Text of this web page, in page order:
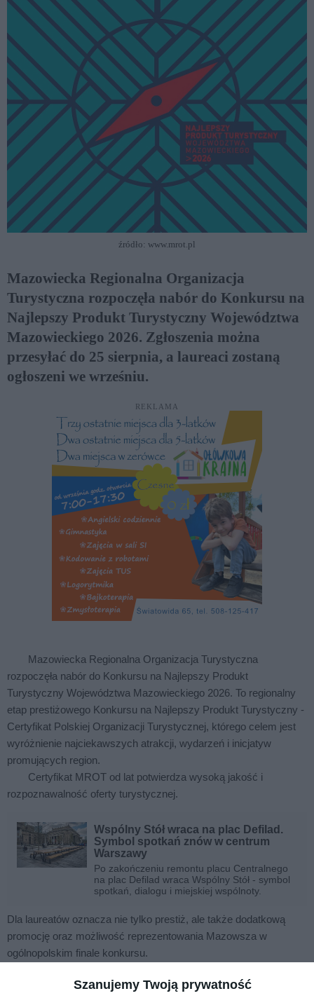
Szanujemy Twoją prywatność
źródło: www.mrot.pl
Mazowiecka Regionalna Organizacja
Turystyczna rozpoczęła nabór do Konkursu na
Najlepszy Produkt Turystyczny Województwa
Mazowieckiego 2026. Zgłoszenia można
przesyłać do 25 sierpnia, a laureaci zostaną
ogłoszeni we wrześniu.
REKLAMA
Mazowiecka Regionalna Organizacja Turystyczna
rozpoczęła nabór do Konkursu na Najlepszy Produkt
Turystyczny Województwa Mazowieckiego 2026. To regionalny
etap prestiżowego Konkursu na Najlepszy Produkt Turystyczny -
Certyfikat Polskiej Organizacji Turystycznej, którego celem jest
wyróżnienie najciekawszych atrakcji, wydarzeń i inicjatyw
promujących region.
Certyfikat MROT od lat potwierdza wysoką jakość i
rozpoznawalność oferty turystycznej.
Wspólny Stół wraca na plac Defilad.
Symbol spotkań znów w centrum
Warszawy
Po zakończeniu remontu placu Centralnego
na plac Defilad wraca Wspólny Stół - symbol
spotkań, dialogu i miejskiej wspólnoty.
Dla laureatów oznacza nie tylko prestiż, ale także dodatkową
promocję oraz możliwość reprezentowania Mazowsza w
ogólnopolskim finale konkursu.
Kto może zgłosić swój produkt?